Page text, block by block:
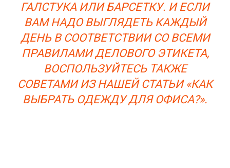
ГАЛСТУКА ИЛИ БАРСЕТКУ. И ЕСЛИ
ВАМ НАДО ВЫГЛЯДЕТЬ КАЖДЫЙ
ДЕНЬ В СООТВЕТСТВИИ СО ВСЕМИ
ПРАВИЛАМИ ДЕЛОВОГО ЭТИКЕТА,
ВОСПОЛЬЗУЙТЕСЬ ТАКЖЕ
СОВЕТАМИ ИЗ НАШЕЙ СТАТЬИ «КАК
ВЫБРАТЬ ОДЕЖДУ ДЛЯ ОФИСА?».